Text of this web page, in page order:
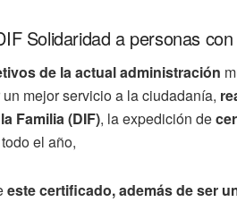
Solidaridad a personas
de la actual administración
mejor servicio a la ciudadanía,
Familia (DIF), la expedición de
el año,
este certificado, además de ser